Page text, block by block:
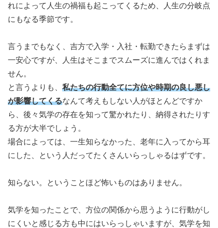
れによって人生の禍福も起こってくるため、人生の分岐点
にもなる季節です。
言うまでもなく、吉方で入学・入社・転勤できたらまずは
一安心ですが、人生はそこまでスムーズに進んではくれま
せん。
と言うよりも、 私たちの行動全てに方位や時期の良し悪し
が影響してくるなんて考えもしない人がほとんどですか
ら、後々気学の存在を知って驚かれたり、納得されたりす
る方が大半でしょう。
場合によっては、一生知らなかった、老年に入ってから耳
にした、という人だってたくさんいらっしゃるはずです。
知らない。ということほど怖いものはありません。
気学を知ったことで、方位の関係から思うように行動がし
にくいと感じる方も中にはいらっしゃいますが、気学を知